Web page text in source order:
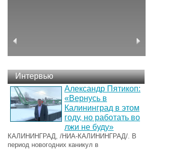
Интервью
Александр Пятикоп:
«Вернусь в
Калининград в этом
году, но работать во
лжи не буду»
КАЛИНИНГРАД, /НИА-КАЛИНИНГРАД/. В
период новогодних каникул в